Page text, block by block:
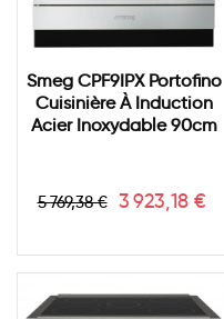
Smeg CPF9IPX Portofino
Cuisinière À Induction
Acier Inoxydable 90cm
Prix
5 769,38 € Prix
3 923,18 €